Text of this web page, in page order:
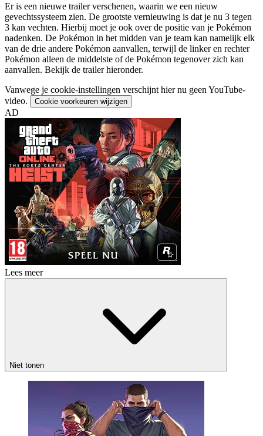
Er is een nieuwe trailer verschenen, waarin we een nieuw
gevechtssysteem zien. De grootste vernieuwing is dat je nu 3 tegen
3 kan vechten. Hierbij moet je ook over de positie van je Pokémon
nadenken. De Pokémon in het midden van je team kan namelijk elk
van de drie andere Pokémon aanvallen, terwijl de linker en rechter
Pokémon alleen de middelste of de Pokémon tegenover zich kan
aanvallen. Bekijk de trailer hieronder.
Vanwege je cookie-instellingen verschijnt hier nu geen YouTube-
video.
Cookie voorkeuren wijzigen
AD
Lees meer
Niet tonen